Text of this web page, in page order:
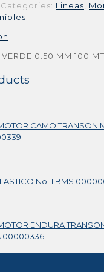
Categories: Lineas
0.50 MM 100
CAMO TRANSON
No. 1 BMS
ENDURA
00000336